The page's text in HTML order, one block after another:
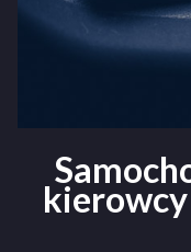
kierowcy